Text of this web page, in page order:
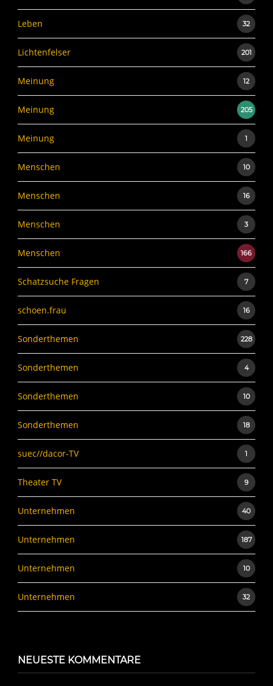
Leben 32
Lichtenfelser 201
Meinung 12
Meinung 205
Meinung 1
Menschen 10
Menschen 16
Menschen 3
Menschen 166
Schatzsuche Fragen 7
schoen.frau 16
Sonderthemen 228
Sonderthemen 4
Sonderthemen 10
Sonderthemen 18
suec//dacor-TV 1
Theater TV 9
Unternehmen 40
Unternehmen 187
Unternehmen 10
Unternehmen 32
NEUESTE KOMMENTARE